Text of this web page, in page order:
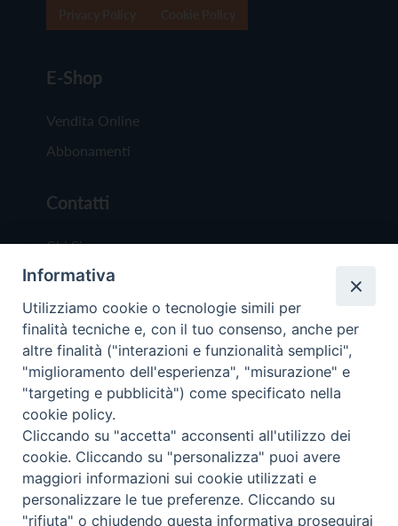
E-Shop
Vendita Online
Abbonamenti
Contatti
Chi Siamo
Redazione
Scrivici
Copyright © 2019 - Tutti i diritti riservati - Vita
Trentina Editrice
Privacy Policy
Torna
Informativa
Utilizziamo cookie o tecnologie simili per
finalità tecniche e, con il tuo consenso, anche per
altre finalità ("interazioni e funzionalità semplici",
"miglioramento dell'esperienza", "misurazione" e
"targeting e pubblicità") come specificato nella
cookie policy.
Cliccando su "accetta" acconsenti all'utilizzo dei
cookie. Cliccando su "personalizza" puoi avere
maggiori informazioni sui cookie utilizzati e
personalizzare le tue preferenze. Cliccando su
"rifiuta" o chiudendo questa informativa proseguirai